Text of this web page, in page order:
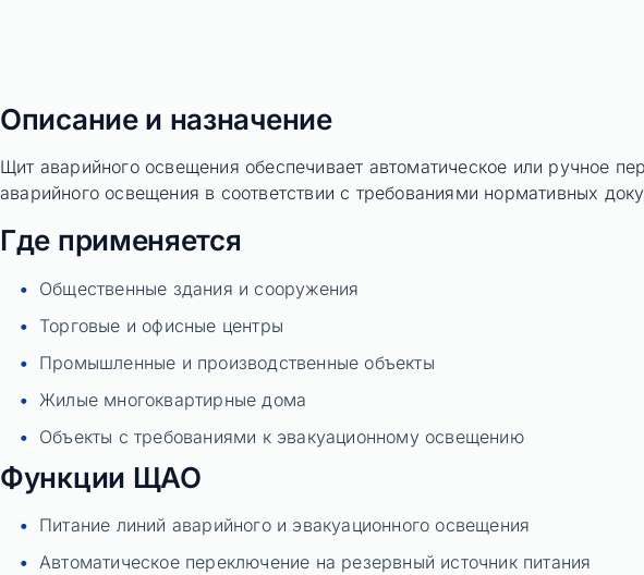
Описание и назначение
Щит аварийного освещения обеспечивает автоматическое или ручное
аварийного освещения в соответствии с требованиями нормативных
Где применяется
Общественные здания и сооружения
Торговые и офисные центры
Промышленные и производственные объекты
Жилые многоквартирные дома
Объекты с требованиями к эвакуационному освещению
Функции ЩАО
Питание линий аварийного и эвакуационного освещения
Автоматическое переключение на резервный источник питания